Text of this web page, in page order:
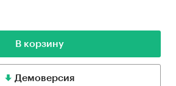
В корзину
Демоверсия